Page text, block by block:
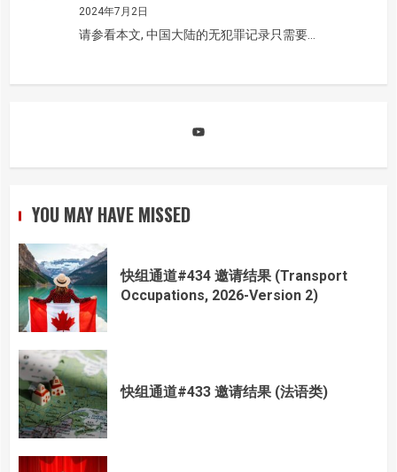
2024年7月2日
请参看本文, 中国大陆的无犯罪记录只需要…
YOU MAY HAVE MISSED
快组通道#434 邀请结果 (Transport
Occupations, 2026-Version 2)
快组通道#433 邀请结果 (法语类)